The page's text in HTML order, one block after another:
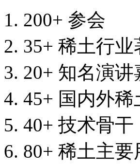
200+ 参会
35+ 稀土行
20+ 知名演讲
45+ 国内外
40+ 技术骨干
80+ 稀土主要